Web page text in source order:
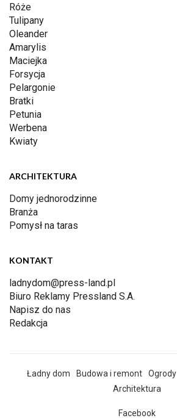
Róże
Tulipany
Oleander
Amarylis
Maciejka
Forsycja
Pelargonie
Bratki
Petunia
Werbena
Kwiaty
ARCHITEKTURA
Domy jednorodzinne
Branża
Pomysł na taras
KONTAKT
ladnydom@press-land.pl
Biuro Reklamy Pressland S.A.
Napisz do nas
Redakcja
Ładny dom Budowa i remont Ogrody
Architektura
Facebook